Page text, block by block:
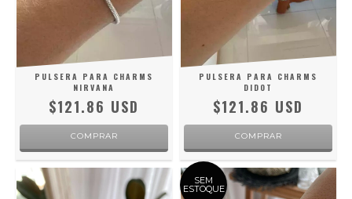
PULSERA PARA CHARMS
NIRVANA
$121.86 USD
COMPRAR
PULSERA PARA CHARMS
DIDOT
$121.86 USD
COMPRAR
SEM
ESTOQUE